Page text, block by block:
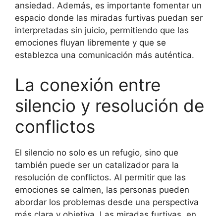
ansiedad. Además, es importante fomentar un
espacio donde las miradas furtivas puedan ser
interpretadas sin juicio, permitiendo que las
emociones fluyan libremente y que se
establezca una comunicación más auténtica.
La conexión entre
silencio y resolución de
conflictos
El silencio no solo es un refugio, sino que
también puede ser un catalizador para la
resolución de conflictos. Al permitir que las
emociones se calmen, las personas pueden
abordar los problemas desde una perspectiva